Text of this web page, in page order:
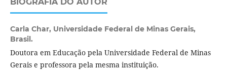
Carla Char, Universidade Federal de Minas Gerais,
Brasil.
Doutora em Educação pela Universidade Federal de Minas
Gerais e professora pela mesma instituição.